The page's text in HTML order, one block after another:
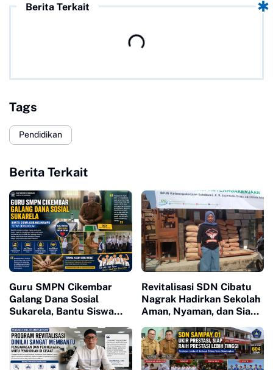
Berita Terkait
Tags
Pendidikan
Berita Terkait
Guru SMPN Cikembar
Galang Dana Sosial
Sukarela, Bantu Siswa
Bersekolah
Revitalisasi SDN Cibatu
Nagrak Hadirkan Sekolah
Aman, Nyaman, dan Siap
Pendidikan